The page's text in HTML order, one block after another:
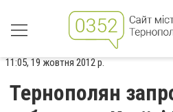
11:05, 19 жовтня 2012 р.
Тернополян